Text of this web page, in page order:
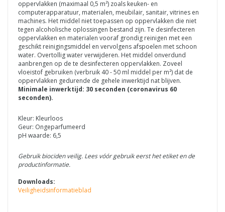
oppervlakken (maximaal 0,5 m²) zoals keuken- en
computerapparatuur, materialen, meubilair, sanitair, vitrines en
machines. Het middel niet toepassen op oppervlakken die niet
tegen alcoholische oplossingen bestand zijn. Te desinfecteren
oppervlakken en materialen vooraf grondig reinigen met een
geschikt reinigingsmiddel en vervolgens afspoelen met schoon
water. Overtollig water verwijderen. Het middel onverdund
aanbrengen op de te desinfecteren oppervlakken. Zoveel
vloeistof gebruiken (verbruik 40 - 50 ml middel per m²) dat de
oppervlakken gedurende de gehele inwerktijd nat blijven.
Minimale inwerktijd: 30 seconden (coronavirus 60
seconden).
Kleur: Kleurloos
Geur: Ongeparfumeerd
pH waarde: 6,5
Gebruik biociden veilig. Lees vóór gebruik eerst het etiket en de
productinformatie.
Downloads:
Veiligheidsinformatieblad